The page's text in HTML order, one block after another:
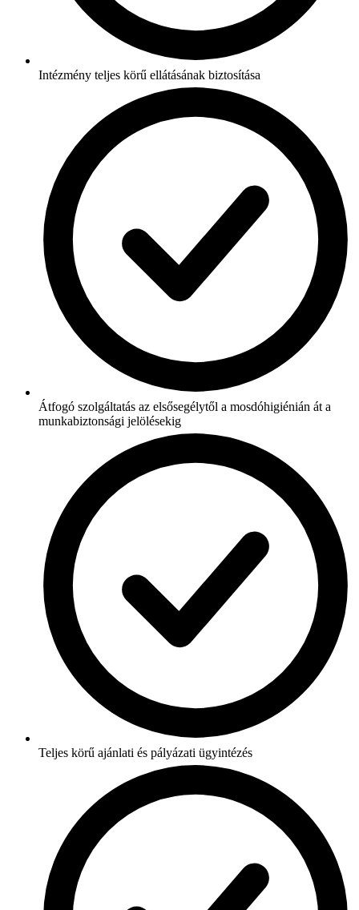
Intézmény teljes körű ellátásának biztosítása
Átfogó szolgáltatás az elsősegélytől a mosdóhigiénián át a
munkabiztonsági jelölésekig
Teljes körű ajánlati és pályázati ügyintézés